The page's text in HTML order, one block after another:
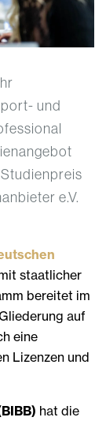
und
e.V.
staatlicher
bereitet im
auf
eine
Lizenzen und
hat die